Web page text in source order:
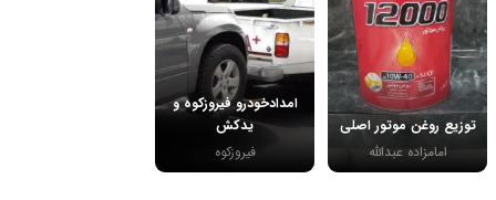
توزیع روغن موتور اصلی
امامزاده عبدالله
امدادخودرو فیروزکوه و
یدکش
فیروزکوه